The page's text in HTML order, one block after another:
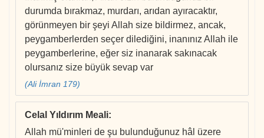
durumda bırakmaz, murdarı, arıdan ayıracaktır,
görünmeyen bir şeyi Allah size bildirmez, ancak,
peygamberlerden seçer dilediğini, inanınız Allah ile
peygamberlerine, eğer siz inanarak sakınacak
olursanız size büyük sevap var
(Ali İmran 179)
Celal Yıldırım Meali:
Allah mü'minleri de şu bulunduğunuz hâl üzere